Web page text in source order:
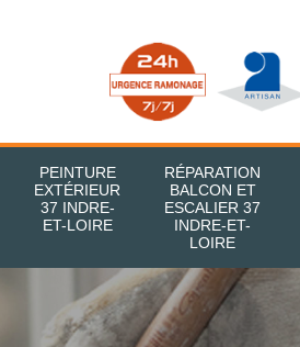
PEINTURE
EXTÉRIEUR
37 INDRE-
ET-LOIRE
RÉPARATION
BALCON ET
ESCALIER 37
INDRE-ET-
LOIRE